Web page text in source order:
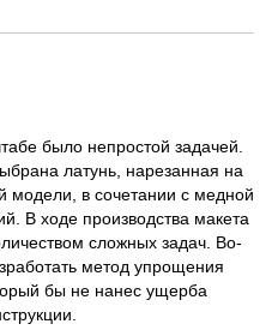
было непростой задачей.
латунь, нарезанная на
модели, в сочетании с медной
В ходе производства макета
сложных задач. Во-
метод упрощения
бы не нанес ущерба